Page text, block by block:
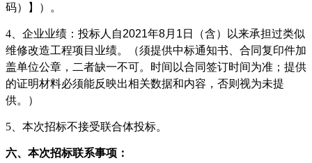
码）】）。
4、企业业绩： 投标人自2021年8月 1 日（含）以来承担过类似
维修改造工程项目业绩。（须提供中标通知书、合同复印件加
盖单位公章，二者缺一不可。时间以合同签订时间为准；提供
的证明材料必须能反映出相关数据和内容，否则视为未提
供。）
5、本次招标不接受联合体投标。
六、本次招标联系事项：